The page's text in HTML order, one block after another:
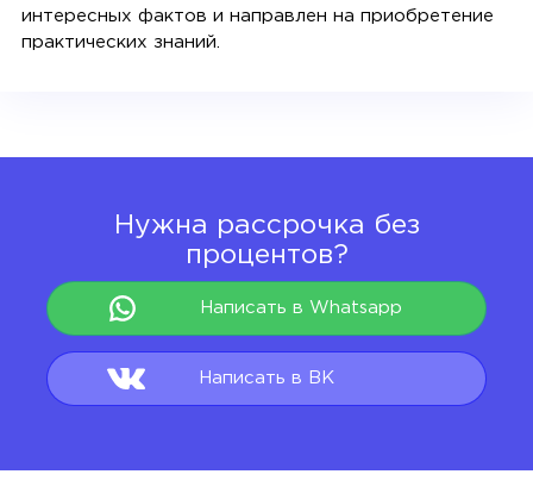
интересных фактов и направлен на приобретение
практических знаний.
Нужна рассрочка без
процентов?
Написать в Whatsapp
Написать в ВК